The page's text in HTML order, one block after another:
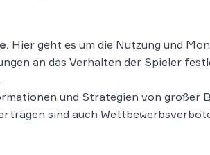
Hier geht es um die Nutzung und
an das Verhalten der Spieler
und Strategien von großer
sind auch